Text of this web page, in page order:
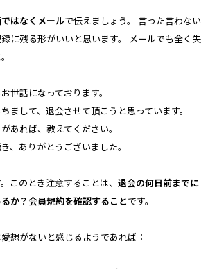
はなくメールで伝えましょう。 言った言わない
に残る形がいいと思います。 メールでも全く失
世話になっております。
まして、退会させて頂こうと思っています。
あれば、教えてください。
、ありがとうございました。
このとき注意することは、 退会の何日前までに
か？会員規約を確認することです。
想がないと感じるようであれば：